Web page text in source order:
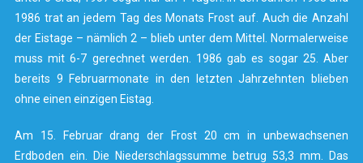
1986 trat an jedem Tag des Monats Frost auf. Auch die Anzahl
der Eistage – nämlich 2 – blieb unter dem Mittel. Normalerweise
muss mit 6-7 gerechnet werden. 1986 gab es sogar 25. Aber
bereits 9 Februarmonate in den letzten Jahrzehnten blieben
ohne einen einzigen Eistag.
Am 15. Februar drang der Frost 20 cm in unbewachsenen
Erdboden ein. Die Niederschlagssumme betrug 53,3 mm. Das